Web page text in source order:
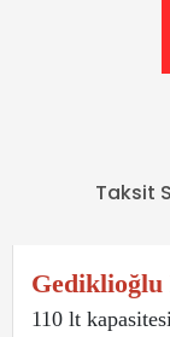
Taksit
Gediklioğlu
110 lt